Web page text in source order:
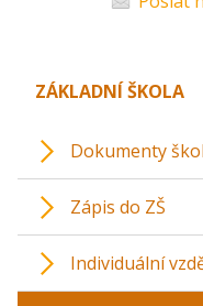
ZÁKLADNÍ ŠKOLA
Dokumenty
Zápis do ZŠ
Individuální